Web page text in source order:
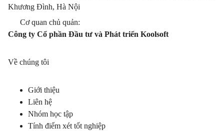
Khương Đình, Hà Nội
Cơ quan chủ quản:
Công ty Cổ phần Đầu tư và Phát triển Koolsoft
Về chúng tôi
Giới thiệu
Liên hệ
Nhóm học tập
Tính điểm xét tốt nghiệp